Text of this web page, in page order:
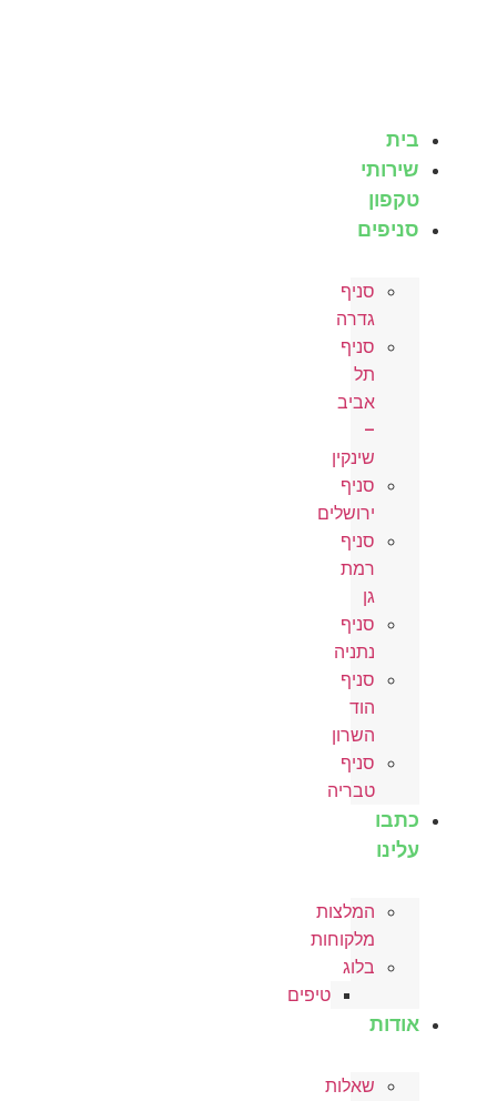
בית
שירותי
טקפון
סניפים
סניף
גדרה
סניף
תל
אביב
–
שינקין
סניף
ירושלים
סניף
רמת
גן
סניף
נתניה
סניף
הוד
השרון
סניף
טבריה
כתבו
עלינו
המלצות
מלקוחות
בלוג
טיפים
אודות
שאלות